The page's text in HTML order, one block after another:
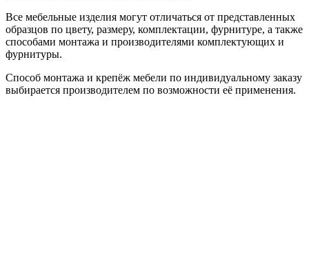
Все мебельные изделия могут отличаться от представленных
образцов по цвету, размеру, комплектации, фурнитуре, а также
способами монтажа и производителями комплектующих и
фурнитуры.
Способ монтажа и крепёж мебели по индивидуальному заказу
выбирается производителем по возможности её применения.